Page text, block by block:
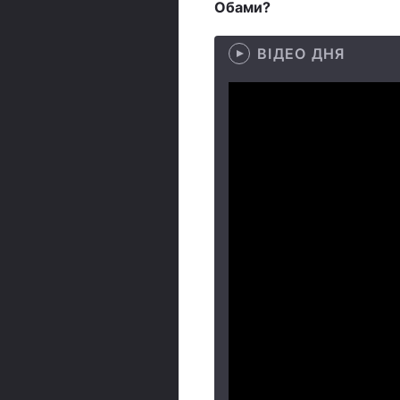
Обами?
ВІДЕО ДНЯ